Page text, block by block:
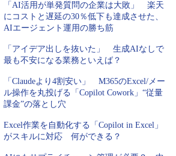
「AI活用が単発質問の企業は大敗」 楽天
にコストと遅延の30％低下も達成させた、
AIエージェント運用の勝ち筋
「アイデア出しを抜いた」 生成AIなしで
最も不安になる業務といえば？
「Claudeより4割安い」 M365のExcel/メー
ル操作を丸投げる「Copilot Cowork」“従量
課金”の落とし穴
Excel作業を自動化する「Copilot in Excel」
がスキルに対応 何ができる？